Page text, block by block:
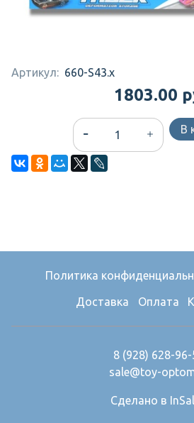
Артикул: 660-S43.x
1803.00
В
Политика
Доставка Оплата
8 (928) 628-96-
sale@toy-
Сделано в